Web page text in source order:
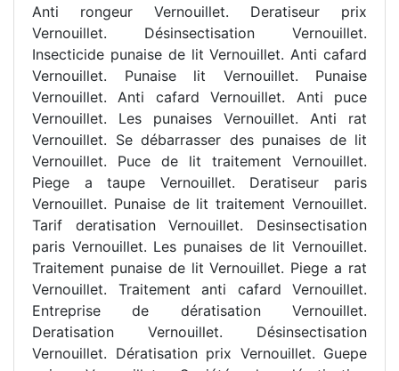
Anti rongeur Vernouillet. Deratiseur prix
Vernouillet. Désinsectisation Vernouillet.
Insecticide punaise de lit Vernouillet. Anti cafard
Vernouillet. Punaise lit Vernouillet. Punaise
Vernouillet. Anti cafard Vernouillet. Anti puce
Vernouillet. Les punaises Vernouillet. Anti rat
Vernouillet. Se débarrasser des punaises de lit
Vernouillet. Puce de lit traitement Vernouillet.
Piege a taupe Vernouillet. Deratiseur paris
Vernouillet. Punaise de lit traitement Vernouillet.
Tarif deratisation Vernouillet. Desinsectisation
paris Vernouillet. Les punaises de lit Vernouillet.
Traitement punaise de lit Vernouillet. Piege a rat
Vernouillet. Traitement anti cafard Vernouillet.
Entreprise de dératisation Vernouillet.
Deratisation Vernouillet. Désinsectisation
Vernouillet. Dératisation prix Vernouillet. Guepe